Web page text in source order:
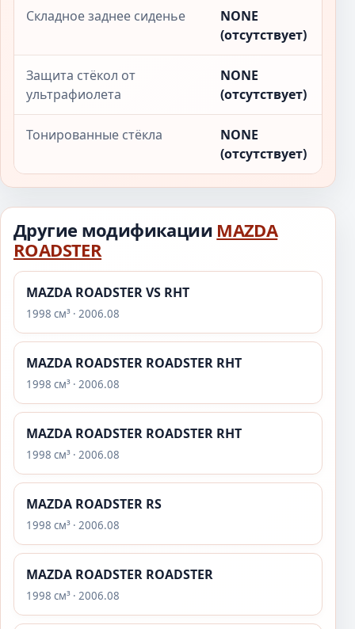
Складное заднее сиденье
NONE
(отсутствует)
Защита стёкол от
ультрафиолета
NONE
(отсутствует)
Тонированные стёкла
NONE
(отсутствует)
Другие модификации MAZDA
ROADSTER
MAZDA ROADSTER VS RHT
1998 см³ · 2006.08
MAZDA ROADSTER ROADSTER RHT
1998 см³ · 2006.08
MAZDA ROADSTER ROADSTER RHT
1998 см³ · 2006.08
MAZDA ROADSTER RS
1998 см³ · 2006.08
MAZDA ROADSTER ROADSTER
1998 см³ · 2006.08